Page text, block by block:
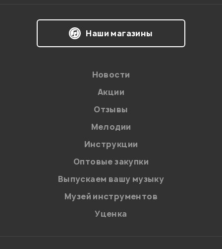
Наши магазины
Новости
Акции
Отзывы
Мелодии
Инструкции
Оптовые закупки
Выпускаем вашу музыку
Музей инструментов
Уценка